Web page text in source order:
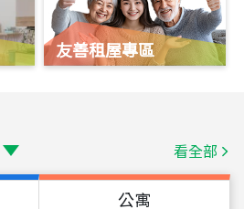
友善租屋專區
看全部
公寓